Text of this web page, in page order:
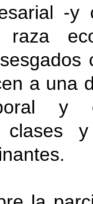
-y
a una
y
clases